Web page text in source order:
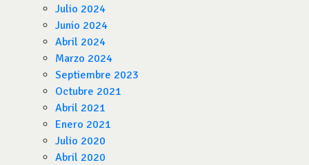
Julio 2024
Junio 2024
Abril 2024
Marzo 2024
Septiembre 2023
Octubre 2021
Abril 2021
Enero 2021
Julio 2020
Abril 2020